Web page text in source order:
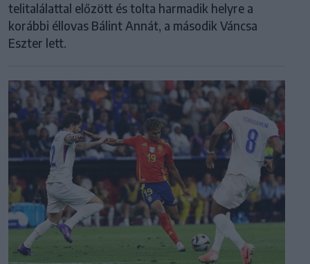
telitalálattal előzött és tolta harmadik helyre a
korábbi éllovas Bálint Annát, a második Váncsa
Eszter lett.